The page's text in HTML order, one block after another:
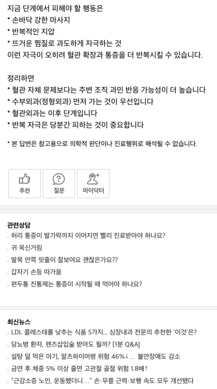
지금 단계에서 피해야 할 행동은
* 손바닥 강한 마사지
* 반복적인 지압
* 뜨거운 찜질로 과도하게 자극하는 것
이런 자극이 오히려 혈관 확장과 통증을 더 반복시킬 수 있습니다.
정리하면
* 혈관 자체 문제보다는 주변 조직 과민 반응 가능성이 더 높습니다
* 수부외과(정형외과) 먼저 가는 것이 우선입니다
* 혈관외과는 이후 단계입니다
* 반복 자극은 당분간 피하는 것이 중요합니다
* 본 답변은 참고용으로 의학적 판단이나 진료행위로 해석될 수 없습니다.
추천 질문 마이닥터
관련상담
허리 통증이 발가락까지 이어지면 빨리 진료받아야 하나요?
귀 욱신거림
발목 안쪽 핏줄이 잘보여요 괜찮은가요??
갑자기 손등 따가움
편두통 진통제는 통증이 시작될 때 먹어야 하나요?
최신뉴스
LDL 콜레스테롤 낮추는 식품 5가지... 심장내과 전문의 추천한 '이것'은?
당뇨병 환자, 렌즈삽입술 받아도 될까? [1분 Q&A]
설탕 덜 먹은 아기, 알츠하이머병 위험 46%↓… 불안장애도 감소
금연 후 체중 5% 이상 줄면 고관절 골절 위험 1.8배↑
“근감소증 노인, 운동했더니…” 손·무릎 근력·보행 속도 모두 개선됐다